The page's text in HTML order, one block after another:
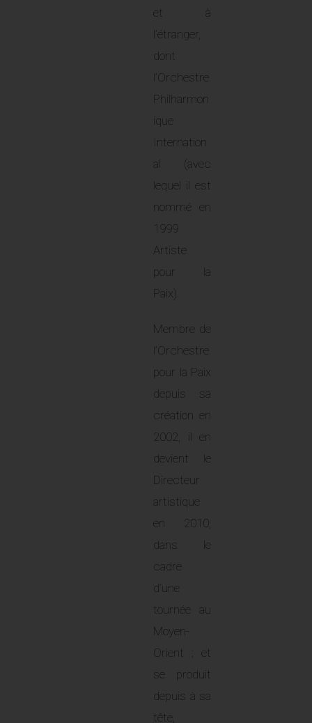
et à
l’étranger,
dont
l’Orchestre
Philharmon
ique
Internation
al (avec
lequel il est
nommé en
1999
Artiste
pour la
Paix).
Membre de
l’Orchestre
pour la Paix
depuis sa
création en
2002, il en
devient le
Directeur
artistique
en 2010,
dans le
cadre
d’une
tournée au
Moyen-
Orient ; et
se produit
depuis à sa
tête,